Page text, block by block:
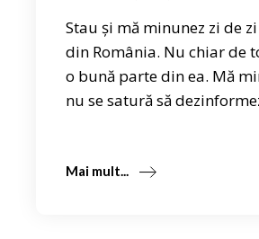
Stau și mă minunez zi de
din România. Nu chiar de
o bună parte din ea. Mă
nu se satură să
Mai mult...